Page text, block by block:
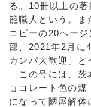
る。10冊以上の
籠職人という。ま
コピーの20ペー
部、2021年2月に
カンパ大歓迎」と
この号には、茨
ョコレート色の
になって陋屋解